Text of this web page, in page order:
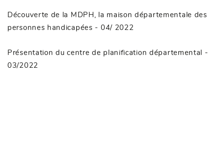
Découverte de la MDPH, la maison départementale des
personnes handicapées - 04/ 2022
Présentation du centre de planification départemental -
03/2022